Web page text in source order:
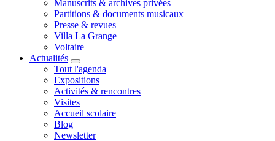
Manuscrits & archives privées
Partitions & documents musicaux
Presse & revues
Villa La Grange
Voltaire
Actualités
Tout l'agenda
Expositions
Activités & rencontres
Visites
Accueil scolaire
Blog
Newsletter